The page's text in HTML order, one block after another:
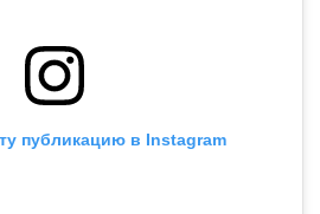
публикацию в Instagram